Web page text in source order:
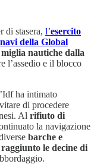
stasera, l’esercito
della Global
nautiche dalla
l’assedio e il blocco
ha intimato
di procedere
Al rifiuto di
la navigazione
barche e
le decine di